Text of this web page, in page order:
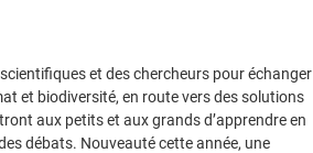
et des chercheurs pour échanger
et biodiversité, en route vers des solutions
aux petits et aux grands d’apprendre en
débats. Nouveauté cette année, une